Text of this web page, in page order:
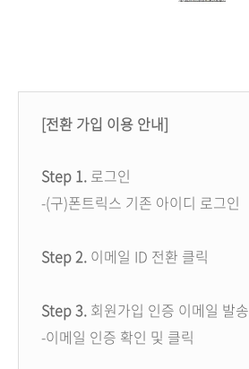
[전환 가입 이용 안내]
Step 1. 로그인
-(구)폰트릭스 기존 아이디 로그인
Step 2. 이메일 ID 전환 클릭
Step 3. 회원가입 인증 이메일 발송
-이메일 인증 확인 및 클릭